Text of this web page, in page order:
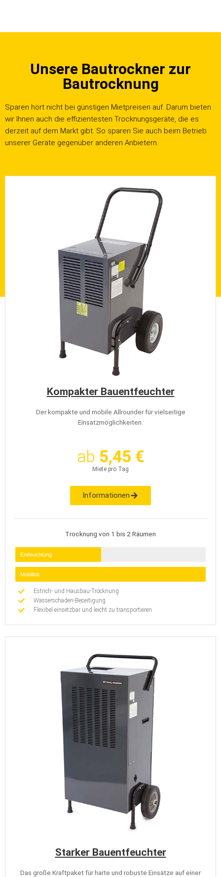
Unsere Bautrockner zur
Bautrocknung
Sparen hört nicht bei günstigen Mietpreisen auf. Darum bieten
wir Ihnen auch die effizientesten Trocknungsgeräte, die es
derzeit auf dem Markt gibt. So sparen Sie auch beim Betrieb
unserer Geräte gegenüber anderen Anbietern.
Kompakter Bauentfeuchter
Der kompakte und mobile Allrounder für vielseitige
Einsatzmöglichkeiten.
ab 5,45 €
Miete pro Tag
Informationen
Trocknung von 1 bis 2 Räumen
Entfeuchtung
Mobilität
Estrich- und Hausbau-Trocknung
Wasserschaden-Beseitigung
Flexibel einsetzbar und leicht zu transportieren
Starker Bauentfeuchter
Das große Kraftpaket für harte und robuste Einsätze auf einer